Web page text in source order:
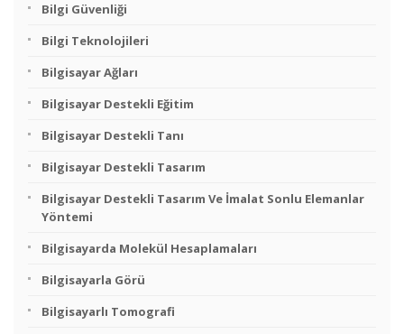
Bilgi Güvenliği
Bilgi Teknolojileri
Bilgisayar Ağları
Bilgisayar Destekli Eğitim
Bilgisayar Destekli Tanı
Bilgisayar Destekli Tasarım
Bilgisayar Destekli Tasarım Ve İmalat Sonlu Elemanlar
Yöntemi
Bilgisayarda Molekül Hesaplamaları
Bilgisayarla Görü
Bilgisayarlı Tomografi